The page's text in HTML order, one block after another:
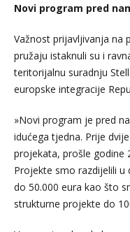
Novi program pred
Važnost prijavljivanja na
pružaju istaknuli su i
teritorijalnu suradnju
europske integracije
»Novi program je pred
idućega tjedna. Prije
projekata, prošle godine
Projekte smo razdijelili
do 50.000 eura kao što
strukturne projekte do